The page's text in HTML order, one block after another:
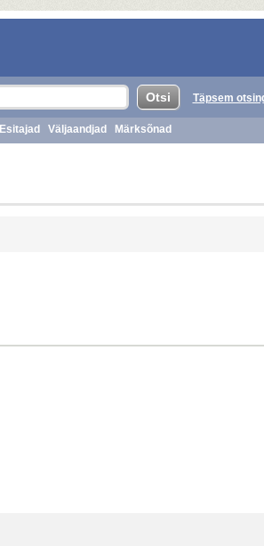
Täpsem
Esitajad Väljaandjad Märksõnad